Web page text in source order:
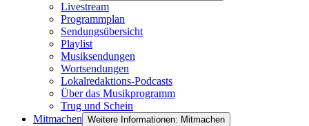
Livestream
Programmplan
Sendungsübersicht
Playlist
Musiksendungen
Wortsendungen
Lokalredaktions-Podcasts
Über das Musikprogramm
Trug und Schein
Mitmachen Weitere Informationen: Mitmachen